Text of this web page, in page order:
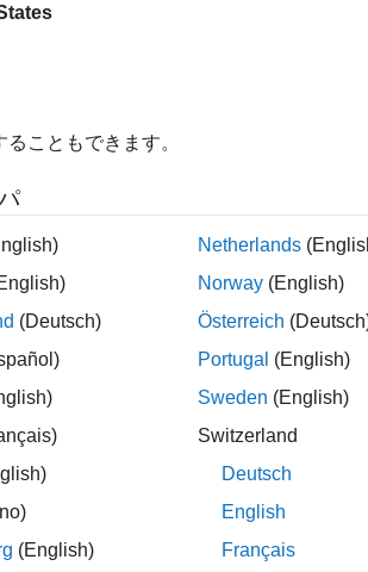
または遅延の補正をしない、ローパス、
ゼロ位相フィルター処理を実行し、遅
ー処理を使用し、スパイクおよび外れ値
ー 複数の信号とスペク
関数
ムの変換
こともできます。
(Deutsch)
(English)
Netherlands
Norway (English)
Österreich
Portugal (English)
Sweden (English)
Switzerland
Deutsch
English
Français